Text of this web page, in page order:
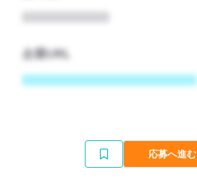
企業URL
応募へ進む